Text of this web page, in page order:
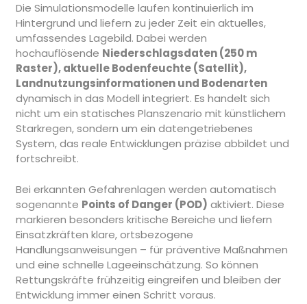
Die Simulationsmodelle laufen kontinuierlich im
Hintergrund und liefern zu jeder Zeit ein aktuelles,
umfassendes Lagebild. Dabei werden
hochauflösende Niederschlagsdaten (250 m
Raster), aktuelle Bodenfeuchte (Satellit),
Landnutzungsinformationen und Bodenarten
dynamisch in das Modell integriert. Es handelt sich
nicht um ein statisches Planszenario mit künstlichem
Starkregen, sondern um ein datengetriebenes
System, das reale Entwicklungen präzise abbildet und
fortschreibt.
Bei erkannten Gefahrenlagen werden automatisch
sogenannte Points of Danger (POD) aktiviert. Diese
markieren besonders kritische Bereiche und liefern
Einsatzkräften klare, ortsbezogene
Handlungsanweisungen – für präventive Maßnahmen
und eine schnelle Lageeinschätzung. So können
Rettungskräfte frühzeitig eingreifen und bleiben der
Entwicklung immer einen Schritt voraus.